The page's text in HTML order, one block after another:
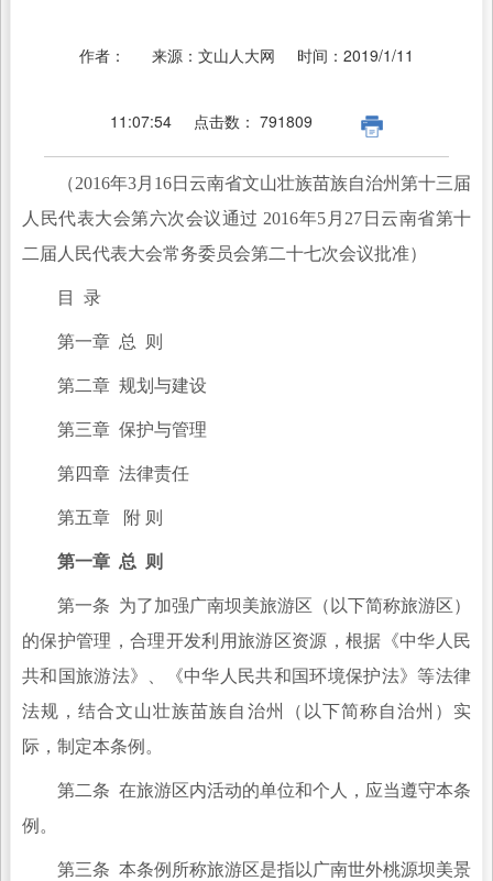
作者： 来源： 文山人大网 时间： 2019/1/11
11:07:54 点击数： 791809
（2016年3月16日云南省文山壮族苗族自治州第十三届
人民代表大会第六次会议通过 2016年5月27日云南省第十
二届人民代表大会常务委员会第二十七次会议批准）
目 录
第一章 总 则
第二章 规划与建设
第三章 保护与管理
第四章 法律责任
第五章 附 则
第一章 总 则
第一条 为了加强广南坝美旅游区（以下简称旅游区）
的保护管理，合理开发利用旅游区资源，根据《中华人民
共和国旅游法》、《中华人民共和国环境保护法》等法律
法规，结合文山壮族苗族自治州（以下简称自治州）实
际，制定本条例。
第二条 在旅游区内活动的单位和个人，应当遵守本条
例。
第三条 本条例所称旅游区是指以广南世外桃源坝美景